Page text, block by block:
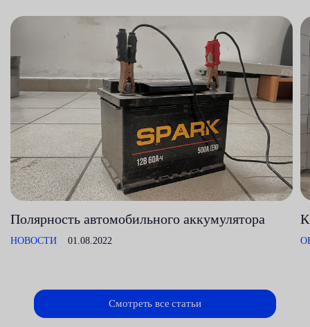
Полярность автомобильного аккумулятора
НОВОСТИ 01.08.2022
Смотреть все статьи